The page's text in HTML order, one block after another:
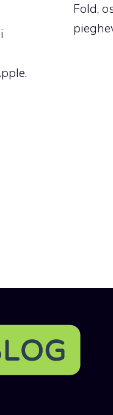
Fold,